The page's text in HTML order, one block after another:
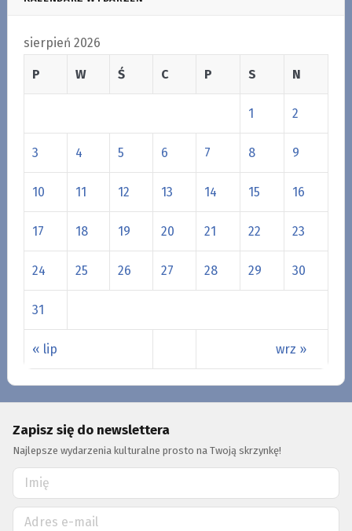
sierpień 2026
P W Ś C P S N
« lip wrz »
1 2
3 4 5 6 7 8 9
10 11 12 13 14 15 16
17 18 19 20 21 22 23
24 25 26 27 28 29 30
31
Zapisz się do newslettera
Najlepsze wydarzenia kulturalne prosto na Twoją skrzynkę!